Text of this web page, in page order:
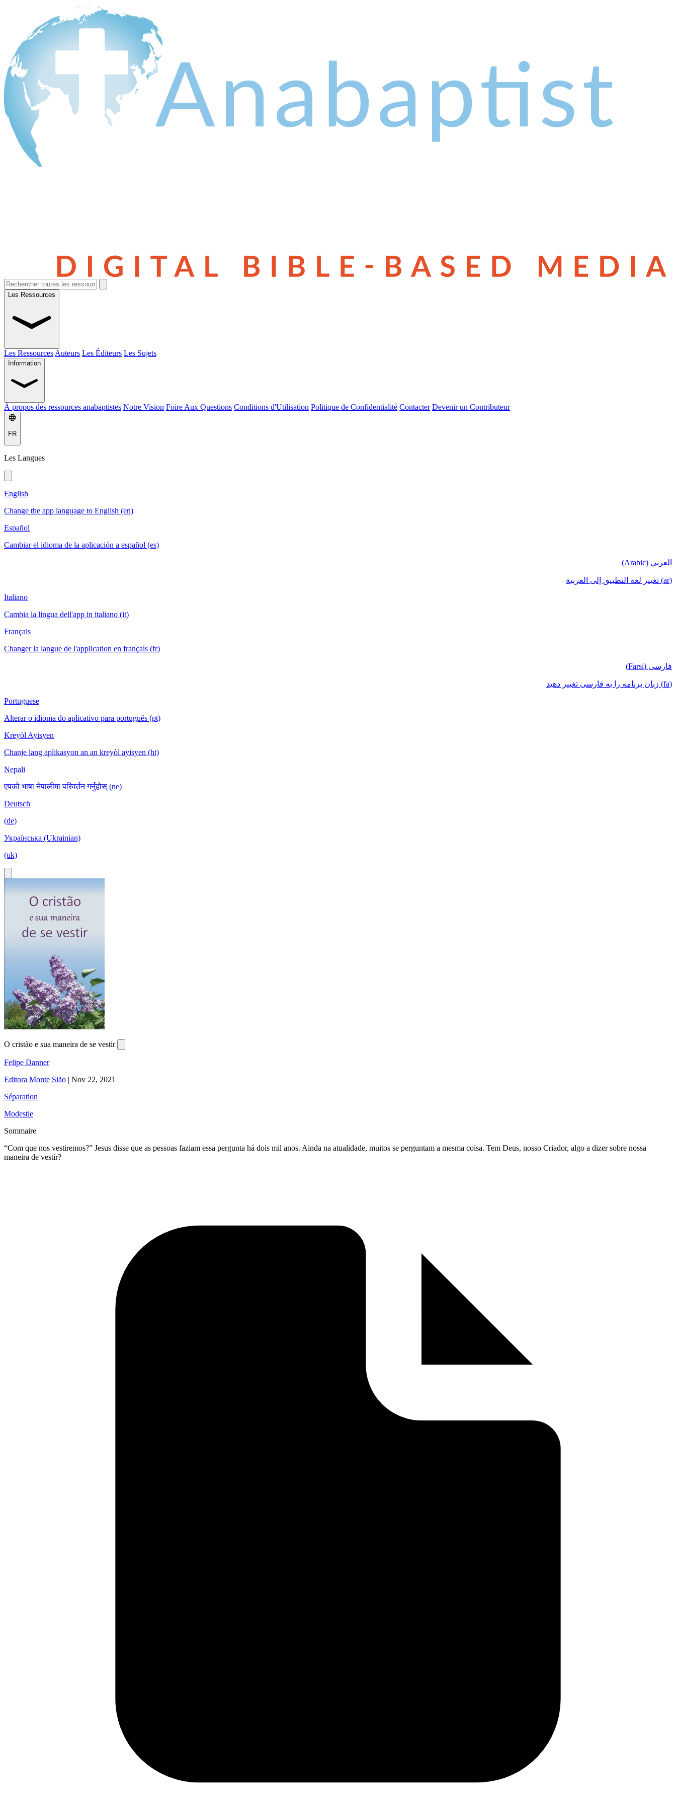
Les Ressources
Les Ressources Auteurs Les Éditeurs Les Sujets
Information
À propos des ressources anabaptistes Notre Vision Foire Aux Questions Conditions d'Utilisation Politique de Confidentialité Contacter Devenir un Contributeur
FR
Les Langues
English
Change the app language to English (en)
Español
Cambiar el idioma de la aplicación a español (es)
العربي (Arabic)
(ar) تغيير لغة التطبيق إلى العربية
Italiano
Cambia la lingua dell'app in italiano (it)
Français
Changer la langue de l'application en français (fr)
فارسی (Farsi)
(fa) زبان برنامه را به فارسی تغییر دهید
Portuguese
Alterar o idioma do aplicativo para português (pt)
Kreyòl Ayisyen
Chanje lang aplikasyon an an kreyòl ayisyen (ht)
Nepali
एपको भाषा नेपालीमा परिवर्तन गर्नुहोस् (ne)
Deutsch
(de)
Українська (Ukrainian)
(uk)
O cristão e sua maneira de se vestir
Felipe Danner
Editora Monte Sião | Nov 22, 2021
Séparation
Modestie
Sommaire
“Com que nos vestiremos?” Jesus disse que as pessoas faziam essa pergunta há dois mil anos. Ainda na atualidade, muitos se perguntam a mesma coisa. Tem Deus, nosso Criador, algo a dizer sobre nossa
maneira de vestir?